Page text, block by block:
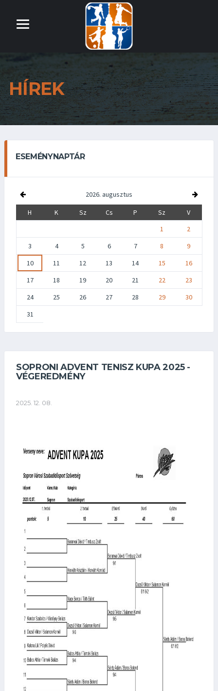
HÍREK
ESEMÉNYNAPTÁR
2026. augusztus
H K Sz Cs P Sz
V
1
2
3
4 5 6 7 8
9
10
11 12 13 14 15
16
17
18 19 20 21 22
23
24
25 26 27 28 29
30
31
SOPRONI ADVENT TENISZ KUPA 2025 -
VÉGEREDMÉNY
2025. 12. 08.